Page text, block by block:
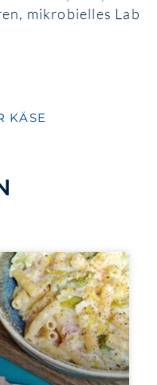
mikrobielles Lab
KÄSE